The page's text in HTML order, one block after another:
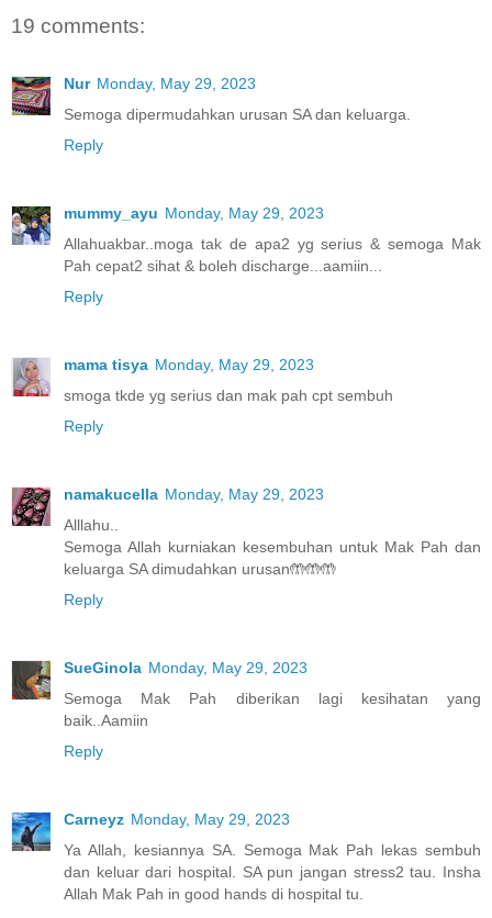
19 comments:
Nur Monday, May 29, 2023
Semoga dipermudahkan urusan SA dan keluarga.
Reply
mummy_ayu Monday, May 29, 2023
Allahuakbar..moga tak de apa2 yg serius & semoga Mak
Pah cepat2 sihat & boleh discharge...aamiin...
Reply
mama tisya Monday, May 29, 2023
smoga tkde yg serius dan mak pah cpt sembuh
Reply
namakucella Monday, May 29, 2023
Alllahu..
Semoga Allah kurniakan kesembuhan untuk Mak Pah dan
keluarga SA dimudahkan urusan🤲🤲🤲
Reply
SueGinola Monday, May 29, 2023
Semoga Mak Pah diberikan lagi kesihatan yang
baik..Aamiin
Reply
Carneyz Monday, May 29, 2023
Ya Allah, kesiannya SA. Semoga Mak Pah lekas sembuh
dan keluar dari hospital. SA pun jangan stress2 tau. Insha
Allah Mak Pah in good hands di hospital tu.